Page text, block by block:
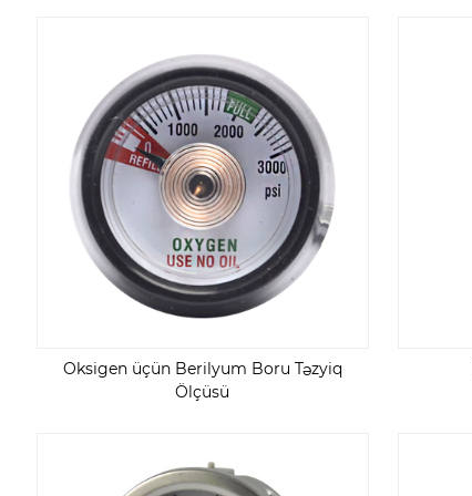
Oksigen üçün Berilyum Boru Təzyiq
Ölçüsü